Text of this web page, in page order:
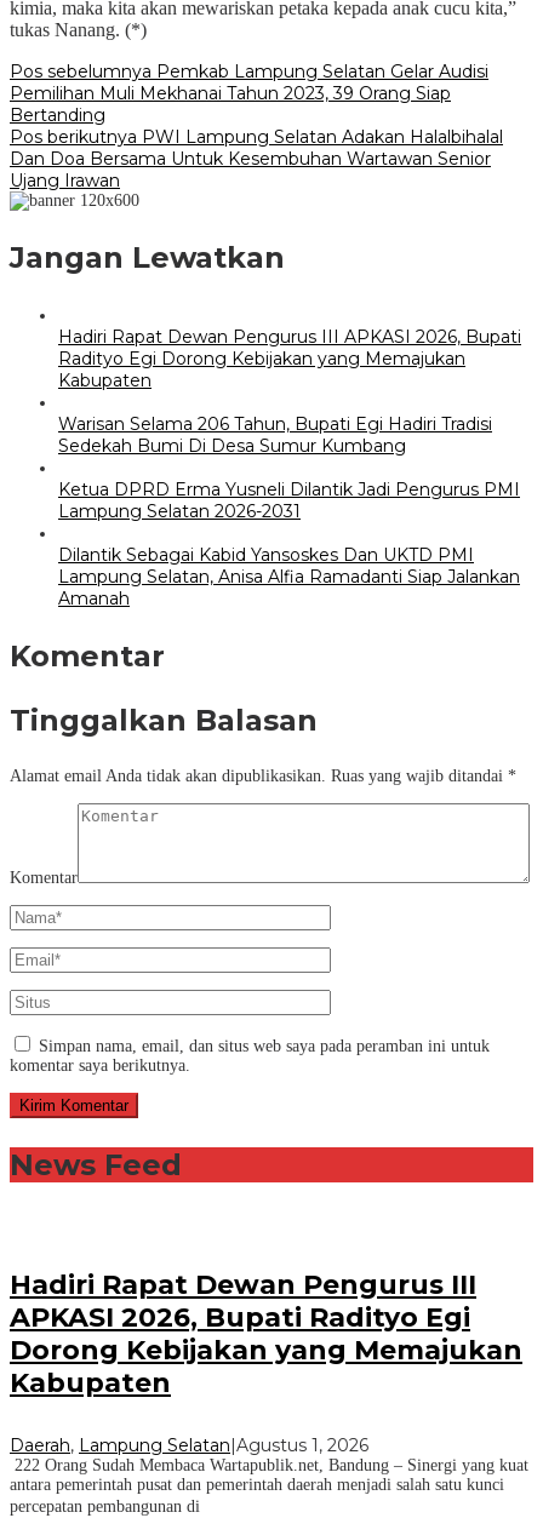
kimia, maka kita akan mewariskan petaka kepada anak cucu kita,”
tukas Nanang. (*)
Navigasi
pos
Pos sebelumnya Pemkab Lampung Selatan Gelar Audisi
Pemilihan Muli Mekhanai Tahun 2023, 39 Orang Siap
Bertanding
Pos berikutnya PWI Lampung Selatan Adakan Halalbihalal
Dan Doa Bersama Untuk Kesembuhan Wartawan Senior
Ujang Irawan
Jangan Lewatkan
Hadiri Rapat Dewan Pengurus III APKASI 2026, Bupati
Radityo Egi Dorong Kebijakan yang Memajukan
Kabupaten
Warisan Selama 206 Tahun, Bupati Egi Hadiri Tradisi
Sedekah Bumi Di Desa Sumur Kumbang
Ketua DPRD Erma Yusneli Dilantik Jadi Pengurus PMI
Lampung Selatan 2026-2031
Dilantik Sebagai Kabid Yansoskes Dan UKTD PMI
Lampung Selatan, Anisa Alfia Ramadanti Siap Jalankan
Amanah
Komentar
Tinggalkan Balasan
Alamat email Anda tidak akan dipublikasikan. Ruas yang wajib ditandai *
Komentar
Simpan nama, email, dan situs web saya pada peramban ini untuk
komentar saya berikutnya.
News Feed
Hadiri Rapat Dewan Pengurus III
APKASI 2026, Bupati Radityo Egi
Dorong Kebijakan yang Memajukan
Kabupaten
Daerah, Lampung Selatan Agustus 1, 2026
222 Orang Sudah Membaca Wartapublik.net, Bandung – Sinergi yang kuat
antara pemerintah pusat dan pemerintah daerah menjadi salah satu kunci
percepatan pembangunan di